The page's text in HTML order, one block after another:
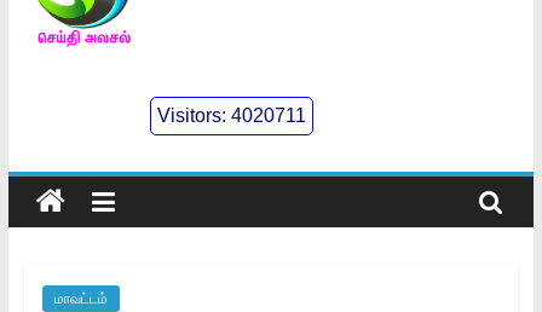
செய்திஅலசல்
Seidhialasal
Tamil
Online
Visitors:4020711
மாவட்டம்